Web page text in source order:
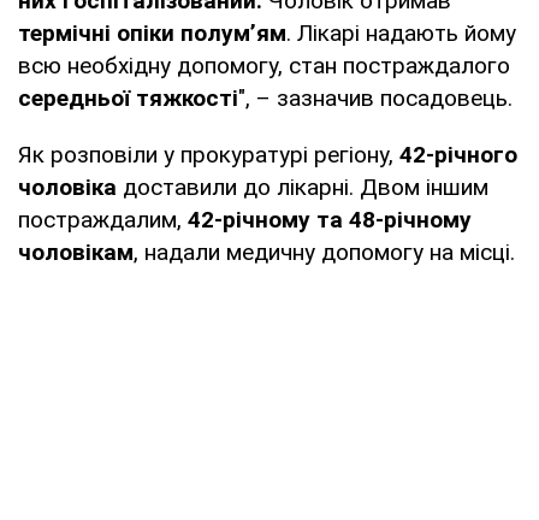
термічні опіки полум’ям. Лікарі надають йому
всю необхідну допомогу, стан постраждалого
середньої тяжкості", – зазначив посадовець.
Як розповіли у прокуратурі регіону, 42-річного
чоловіка доставили до лікарні. Двом іншим
постраждалим, 42-річному та 48-річному
чоловікам, надали медичну допомогу на місці.